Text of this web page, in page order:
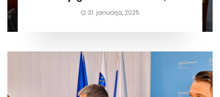
današnjega«
31. januarja, 2025